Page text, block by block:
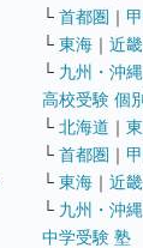
└ 首都圏 ｜
└ 東海 ｜ 近畿
└ 九州・沖縄
高校受験 個
└ 北海道 ｜
└ 首都圏 ｜
└ 東海 ｜ 近畿
└ 九州・沖縄
中学受験 塾